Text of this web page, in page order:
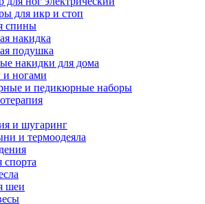
для икр и стоп
спины
накидка
подушка
накидки для дома
и ногами
и педикюрные наборы
и шугаринг
и термоодеяла
спорта
шеи